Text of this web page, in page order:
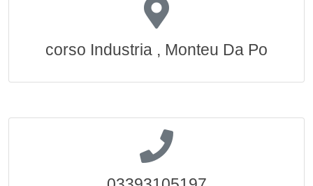
corso Industria , Monteu Da Po